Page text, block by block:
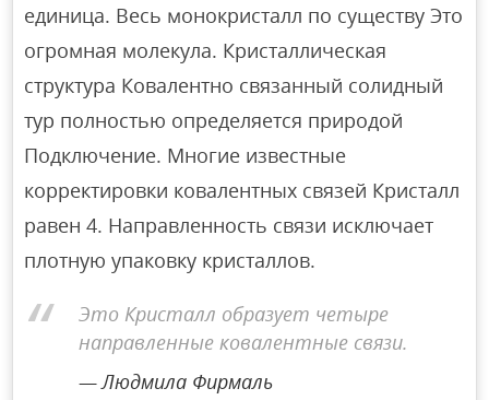
единица. Весь монокристалл по существу Это
огромная молекула. Кристаллическая
структура Ковалентно связанный солидный
тур полностью определяется природой
Подключение. Многие известные
корректировки ковалентных связей Кристалл
равен 4. Направленность связи исключает
плотную упаковку кристаллов.
Это Кристалл образует четыре
направленные ковалентные связи.
Людмила Фирмаль